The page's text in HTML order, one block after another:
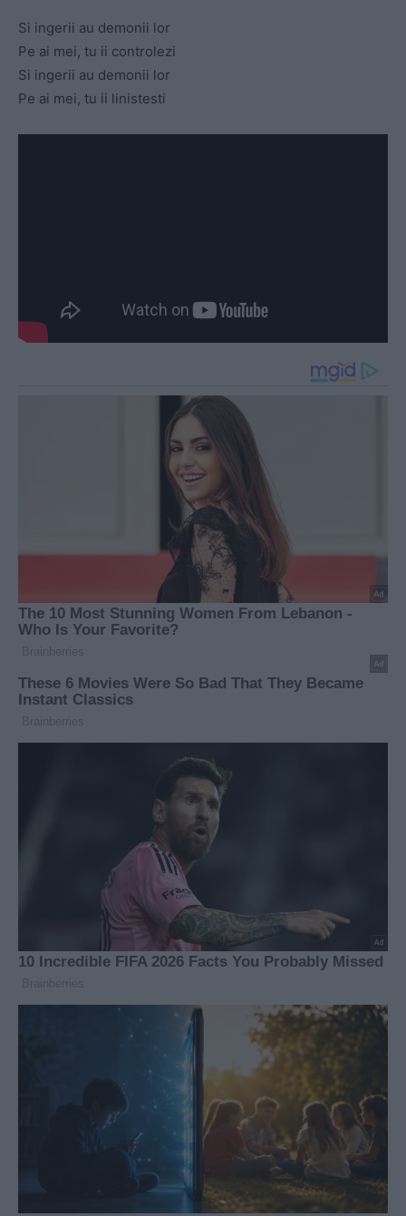
Si ingerii au demonii lor
Pe ai mei, tu ii controlezi
Si ingerii au demonii lor
Pe ai mei, tu ii linistesti